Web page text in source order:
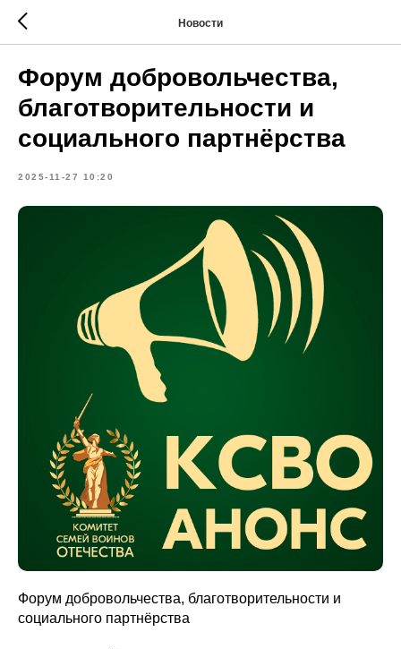
Новости
Форум добровольчества,
благотворительности и
социального партнёрства
2025-11-27 10:20
Форум добровольчества, благотворительности и
социального партнёрства